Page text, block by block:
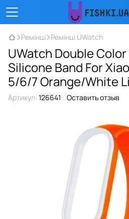
Ремінці Ремінці UWatch
UWatch Double
Silicone Band For
5/6/7 Orange/White
Артикул: 126641 Оставить отзыв